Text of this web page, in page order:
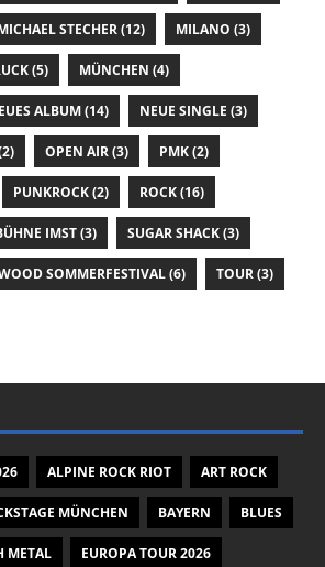
STECHER(12) MILANO (3)
(5) MÜNCHEN (4)
ALBUM(14) NEUE SINGLE (3)
OPEN AIR(3) PMK(2)
PUNKROCK(2) ROCK(16)
IMST(3) SUGAR SHACK(3)
SOMMERFESTIVAL(6) TOUR(3)
ALPINE ROCK RIOT ART ROCK
MÜNCHEN BAYERN BLUES
METAL EUROPA TOUR 2026